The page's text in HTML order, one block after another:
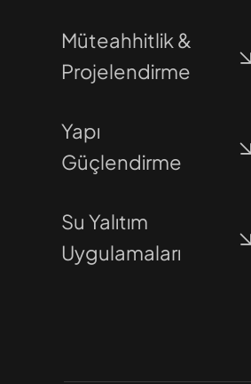
Müteahhitlik &
Projelendirme
Yapı
Güçlendirme
Su Yalıtım
Uygulamaları